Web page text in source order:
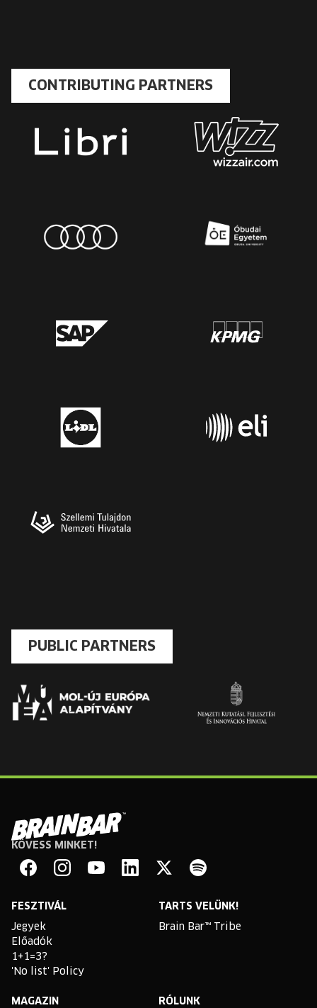
CONTRIBUTING PARTNERS
PUBLIC PARTNERS
Brain
Bar
KÖVESS MINKET!
FESZTIVÁL
Jegyek
Előadók
1+1=3?
'No list' Policy
TARTS VELÜNK!
Brain Bar™ Tribe
MAGAZIN RÓLUNK